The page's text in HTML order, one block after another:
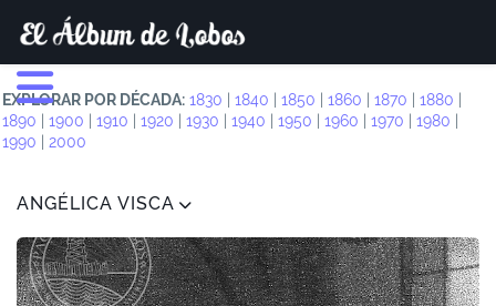
EXPLORAR POR DÉCADA: 1830 1840 1850 1860 1870 1880
1890
1900 1910 1920 1930 1940 1950 1960 1970 1980
1990
2000
ANGÉLICA VISCA